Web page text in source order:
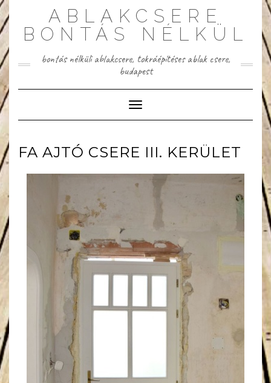
Skip
to
content
ABLAKCSERE
BONTÁS NÉLKÜL
bontás nélküli ablakcsere, tokráépítéses ablak csere,
budapest
Toggle Navigation
FA AJTÓ CSERE III. KERÜLET